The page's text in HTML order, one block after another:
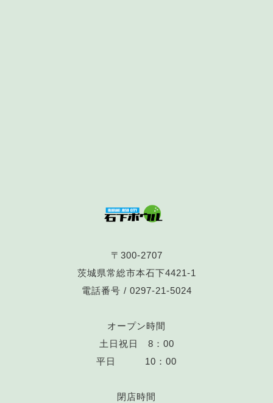
〒300-2707
茨城県常総市本石下4421-1
電話番号 / 0297-21-5024
オープン時間
土日祝日 8：00
平日 10：00
閉店時間